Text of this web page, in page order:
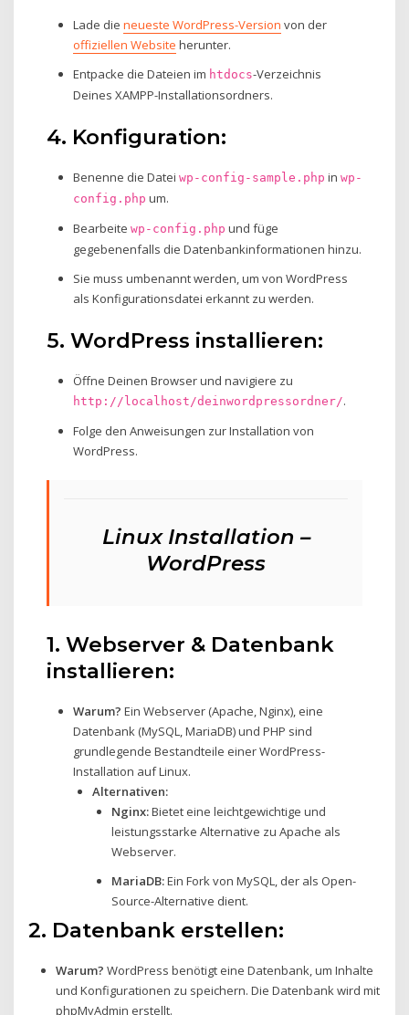
Lade die neueste WordPress-Version von der
offiziellen Website herunter.
Entpacke die Dateien im htdocs-Verzeichnis
Deines XAMPP-Installationsordners.
4. Konfiguration:
Benenne die Datei wp-config-sample.php in wp-
config.php um.
Bearbeite wp-config.php und füge
gegebenenfalls die Datenbankinformationen hinzu.
Sie muss umbenannt werden, um von WordPress
als Konfigurationsdatei erkannt zu werden.
5. WordPress installieren:
Öffne Deinen Browser und navigiere zu
http://localhost/deinwordpressordner/.
Folge den Anweisungen zur Installation von
WordPress.
Linux Installation –
WordPress
1. Webserver & Datenbank
installieren:
Warum? Ein Webserver (Apache, Nginx), eine
Datenbank (MySQL, MariaDB) und PHP sind
grundlegende Bestandteile einer WordPress-
Installation auf Linux.
Alternativen:
Nginx:Bietet eine leichtgewichtige und
leistungsstarke Alternative zu Apache als
Webserver.
MariaDB:Ein Fork von MySQL, der als Open-
Source-Alternative dient.
2. Datenbank erstellen:
Warum? WordPress benötigt eine Datenbank, um Inhalte
und Konfigurationen zu speichern. Die Datenbank wird mit
phpMyAdmin erstellt.